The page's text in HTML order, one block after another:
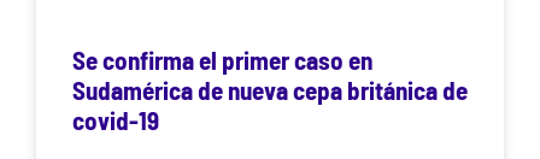
Se confirma el primer caso en
Sudamérica de nueva cepa británica de
covid-19